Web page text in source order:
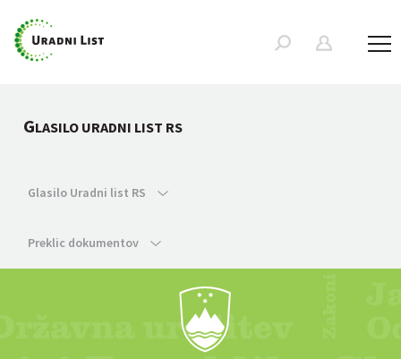
GLASILO URADNI LIST RS
Glasilo Uradni list RS
Preklic dokumentov